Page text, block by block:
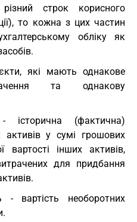
строк корисного
то кожна з цих частин
обліку як
які мають однакове
та однакову
історична (фактична)
активів у сумі грошових
вартості інших активів,
для придбання
- вартість необоротних